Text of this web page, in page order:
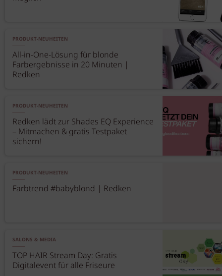
PRODUKT-NEUHEITEN
All-in-One-Lösung für blonde
Farbergebnisse in 20 Minuten |
Redken
PRODUKT-NEUHEITEN
Redken lädt zur Shades EQ Experience
– Mitmachen & gratis Testpaket
sichern!
PRODUKT-NEUHEITEN
Farbtrend #babyblond | Redken
SALONS & MEDIA
TOP HAIR Stream Day: Gratis
Digitalevent für alle Friseure